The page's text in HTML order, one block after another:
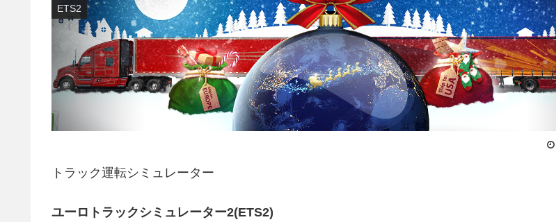
ETS2
トラック運転シミュレーター
ユーロトラックシミュレーター2(ETS2)